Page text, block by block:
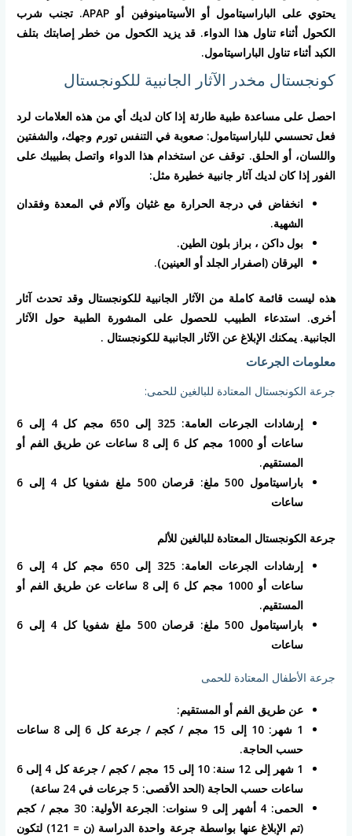
يحتوي على الباراسيتامول أو الأسيتامينوفين أو APAP. تجنب شرب
الكحول أثناء تناول هذا الدواء. قد يزيد الكحول من خطر إصابتك بتلف
الكبد أثناء تناول الباراسيتامول.
كونجستال مخدر الآثار الجانبية للكونجستال
احصل على مساعدة طبية طارئة إذا كان لديك أي من هذه العلامات لرد
فعل تحسسي للباراسيتامول: صعوبة في التنفس تورم وجهك، والشفتين
واللسان، أو الحلق. توقف عن استخدام هذا الدواء واتصل بطبيبك على
الفور إذا كان لديك آثار جانبية خطيرة مثل:
انخفاض في درجة الحرارة مع غثيان وآلام في المعدة وفقدان
الشهية.
بول داكن ، براز بلون الطين.
اليرقان (اصفرار الجلد أو العينين).
هذه ليست قائمة كاملة من الآثار الجانبية للكونجستال وقد تحدث آثار
أخرى. استدعاء الطبيب للحصول على المشورة الطبية حول الآثار
الجانبية. يمكنك الإبلاغ عن الآثار الجانبية للكونجستال .
معلومات الجرعات
جرعة الكونجستال المعتادة للبالغين للحمى:
إرشادات الجرعات العامة: 325 إلى 650 مجم كل 4 إلى 6
ساعات أو 1000 مجم كل 6 إلى 8 ساعات عن طريق الفم أو
المستقيم.
باراسيتامول 500 ملغ: قرصان 500 ملغ شفويا كل 4 إلى 6
ساعات
جرعة الكونجستال المعتادة للبالغين للألم
إرشادات الجرعات العامة: 325 إلى 650 مجم كل 4 إلى 6
ساعات أو 1000 مجم كل 6 إلى 8 ساعات عن طريق الفم أو
المستقيم.
باراسيتامول 500 ملغ: قرصان 500 ملغ شفويا كل 4 إلى 6
ساعات
جرعة الأطفال المعتادة للحمى
عن طريق الفم أو المستقيم:
1 شهر: 10 إلى 15 مجم / كجم / جرعة كل 6 إلى 8 ساعات
حسب الحاجة.
1 شهر إلى 12 سنة: 10 إلى 15 مجم / كجم / جرعة كل 4 إلى 6
ساعات حسب الحاجة (الحد الأقصى: 5 جرعات في 24 ساعة)
الحمى: 4 أشهر إلى 9 سنوات: الجرعة الأولية: 30 مجم / كجم
(تم الإبلاغ عنها بواسطة جرعة واحدة الدراسة (ن = 121) لتكون